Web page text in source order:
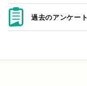
過去のアンケート